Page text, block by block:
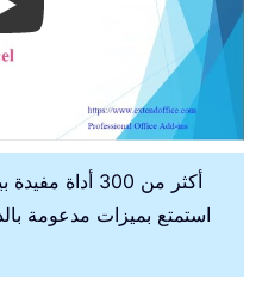
Play
استمتع بميزات مدعومة